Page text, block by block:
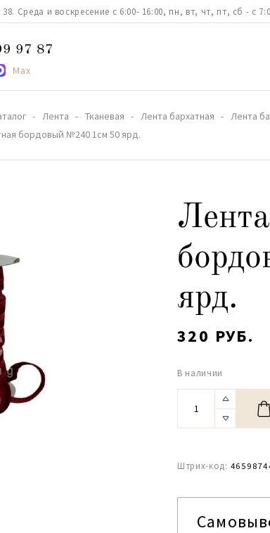
Среда и воскресение с 6:00- 16:00, пн, вт, чт, пт, сб - с
97 87
Max
Лента Тканевая Лента бархатная
Лента
бордовый №240 1см 50 ярд.
ярд.
320 РУБ.
В наличии
Штрих-код: